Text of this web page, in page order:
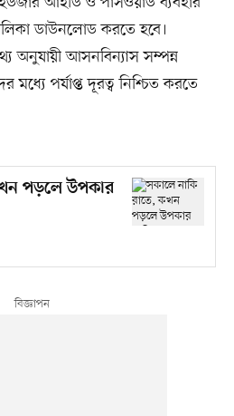
ডাউনলোড করতে হবে।
অনুযায়ী আসনবিন্যাস সম্পন্ন
মধ্যে পর্যাপ্ত দূরত্ব নিশ্চিত করতে
পড়লে উপকার